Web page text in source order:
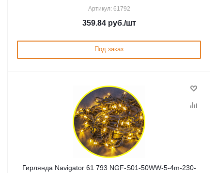
Артикул: 61792
359.84руб./шт
Под заказ
Гирлянда Navigator 61 793 NGF-S01-50WW-5-4m-230-